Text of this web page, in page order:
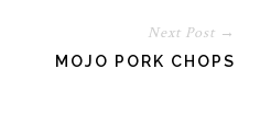
Next Post →
MOJO PORK CHOPS